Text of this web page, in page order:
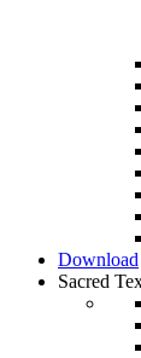
Download
Sacred